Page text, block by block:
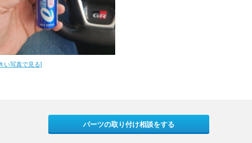
い写真で見る]
パーツの取り付け相談をする